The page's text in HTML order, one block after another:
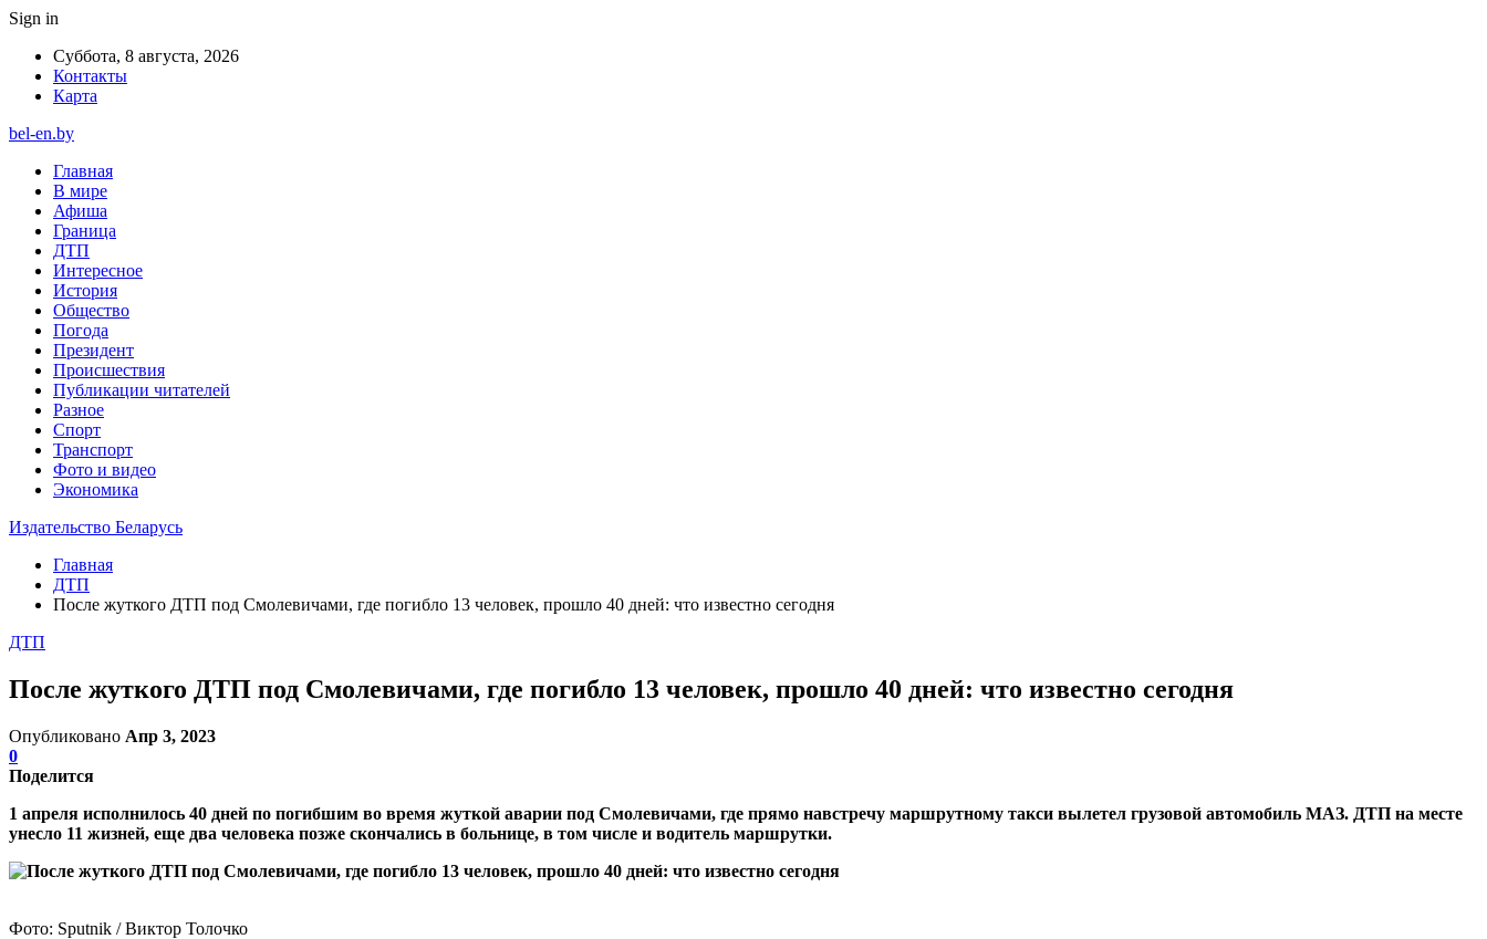
Sign in
Суббота, 8 августа, 2026
Контакты
Карта
bel-en.by
Главная
В мире
Афиша
Граница
ДТП
Интересное
История
Общество
Погода
Президент
Происшествия
Публикации читателей
Разное
Спорт
Транспорт
Фото и видео
Экономика
Издательство Беларусь
Главная
ДТП
После жуткого ДТП под Смолевичами, где погибло 13 человек, прошло 40 дней: что известно сегодня
ДТП
После жуткого ДТП под Смолевичами, где погибло 13 человек, прошло 40 дней: что известно сегодня
Опубликовано Апр 3, 2023
0
Поделится
1 апреля исполнилось 40 дней по погибшим во время жуткой аварии под Смолевичами, где прямо навстречу маршрутному такси вылетел грузовой автомобиль МАЗ. ДТП на месте
унесло 11 жизней, еще два человека позже скончались в больнице, в том числе и водитель маршрутки.
Фото: Sputnik / Виктор Толочко